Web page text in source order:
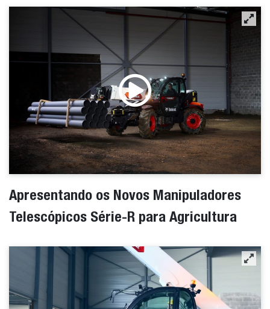
Apresentando os Novos Manipuladores
Telescópicos Série-R para Agricultura